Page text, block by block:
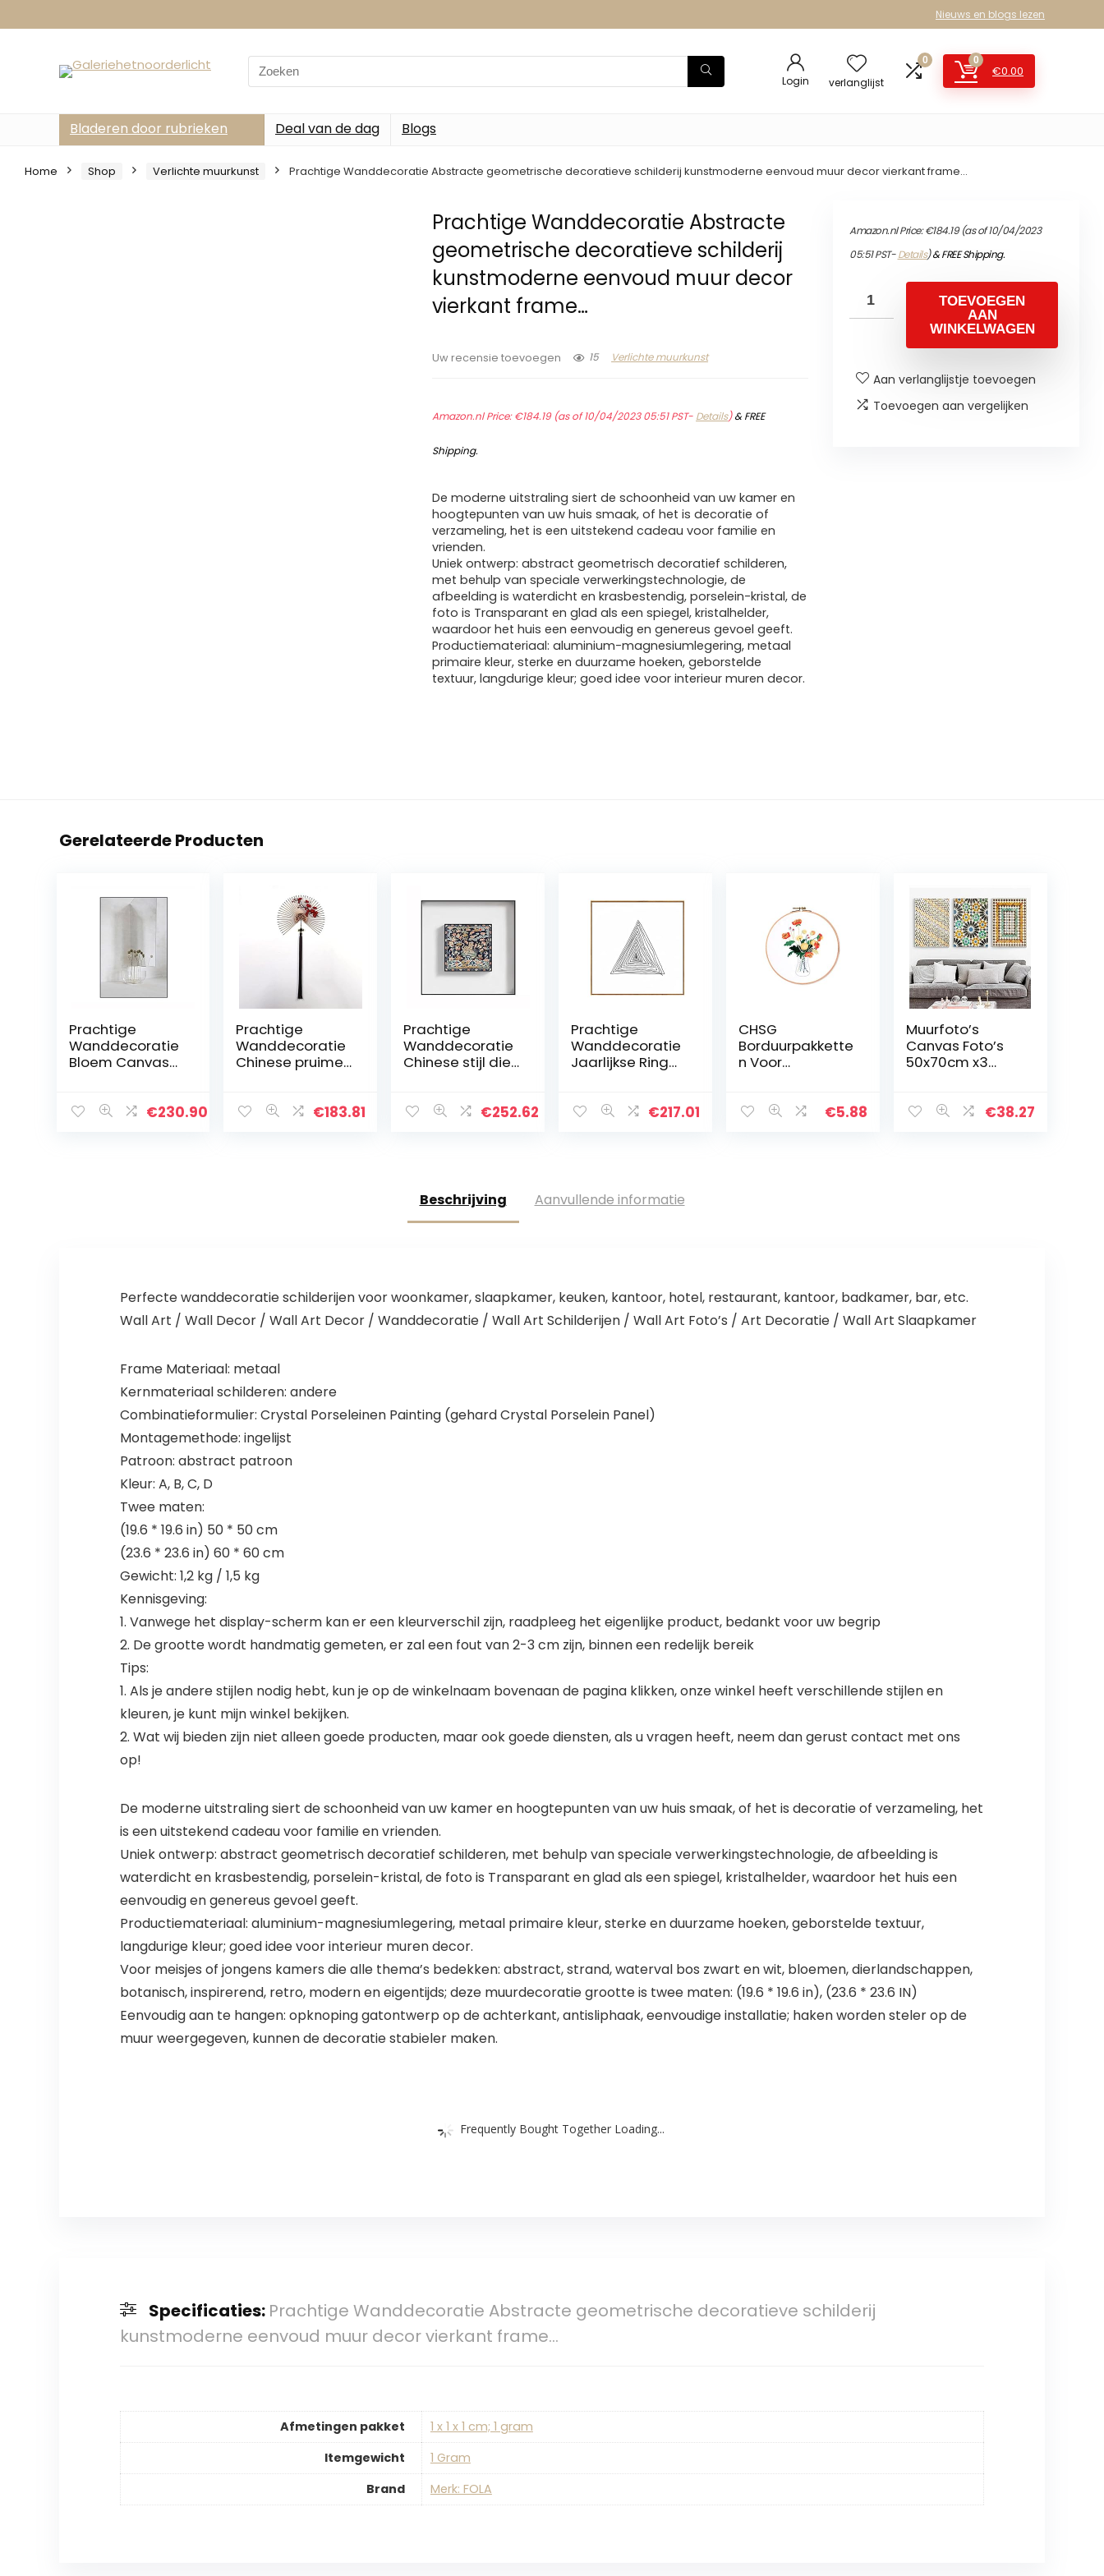
Nieuws en blogs lezen
Search
for:
Login verlanglijst
0 0
€0.00
Bladeren door rubrieken Deal van de dag Blogs
Home Shop Verlichte muurkunst Prachtige Wanddecoratie Abstracte geometrische decoratieve schilderij kunstmoderne eenvoud muur decor vierkant frame…
Prachtige Wanddecoratie Abstracte
geometrische decoratieve schilderij
kunstmoderne eenvoud muur decor
vierkant frame…
Uw recensie toevoegen 15 Verlichte muurkunst
Amazon.nl Price:€184.19(as of 10/04/2023 05:51 PST- Details)&FREE
Shipping.
De moderne uitstraling siert de schoonheid van uw kamer en
hoogtepunten van uw huis smaak, of het is decoratie of
verzameling, het is een uitstekend cadeau voor familie en
vrienden.
Uniek ontwerp: abstract geometrisch decoratief schilderen,
met behulp van speciale verwerkingstechnologie, de
afbeelding is waterdicht en krasbestendig, porselein-kristal, de
foto is Transparant en glad als een spiegel, kristalhelder,
waardoor het huis een eenvoudig en genereus gevoel geeft.
Productiemateriaal: aluminium-magnesiumlegering, metaal
primaire kleur, sterke en duurzame hoeken, geborstelde
textuur, langdurige kleur; goed idee voor interieur muren decor.
Amazon.nl Price:€184.19(as of 10/04/2023
05:51 PST-Details)&FREE Shipping.
TOEVOEGEN
AAN
WINKELWAGEN
Aan verlanglijstje toevoegen
Toevoegen aan vergelijken
Gerelateerde Producten
Prachtige
Wanddecoratie
Bloem Canvas
Minimalistische
€230.90
Prachtige
Wanddecoratie
Chinese pruime
woonkamer ijzer
€183.81
Prachtige
Wanddecoratie
Chinese stijl dier
vierkant frame
€252.62
Prachtige
Wanddecoratie
Jaarlijkse Ring
Print Mural Lines
€217.01
CHSG
Borduurpakkette
n Voor
Patroon En
€5.88
Muurfoto’s
Canvas Foto’s
50x70cm x3
Geometrische
€38.27
Beschrijving Aanvullende informatie
Perfecte wanddecoratie schilderijen voor woonkamer, slaapkamer, keuken, kantoor, hotel, restaurant, kantoor, badkamer, bar, etc.
Wall Art / Wall Decor / Wall Art Decor / Wanddecoratie / Wall Art Schilderijen / Wall Art Foto’s / Art Decoratie / Wall Art Slaapkamer
Frame Materiaal: metaal
Kernmateriaal schilderen: andere
Combinatieformulier: Crystal Porseleinen Painting (gehard Crystal Porselein Panel)
Montagemethode: ingelijst
Patroon: abstract patroon
Kleur: A, B, C, D
Twee maten:
(19.6 * 19.6 in) 50 * 50 cm
(23.6 * 23.6 in) 60 * 60 cm
Gewicht: 1,2 kg / 1,5 kg
Kennisgeving:
1. Vanwege het display-scherm kan er een kleurverschil zijn, raadpleeg het eigenlijke product, bedankt voor uw begrip
2. De grootte wordt handmatig gemeten, er zal een fout van 2-3 cm zijn, binnen een redelijk bereik
Tips:
1. Als je andere stijlen nodig hebt, kun je op de winkelnaam bovenaan de pagina klikken, onze winkel heeft verschillende stijlen en
kleuren, je kunt mijn winkel bekijken.
2. Wat wij bieden zijn niet alleen goede producten, maar ook goede diensten, als u vragen heeft, neem dan gerust contact met ons
op!
De moderne uitstraling siert de schoonheid van uw kamer en hoogtepunten van uw huis smaak, of het is decoratie of verzameling, het
is een uitstekend cadeau voor familie en vrienden.
Uniek ontwerp: abstract geometrisch decoratief schilderen, met behulp van speciale verwerkingstechnologie, de afbeelding is
waterdicht en krasbestendig, porselein-kristal, de foto is Transparant en glad als een spiegel, kristalhelder, waardoor het huis een
eenvoudig en genereus gevoel geeft.
Productiemateriaal: aluminium-magnesiumlegering, metaal primaire kleur, sterke en duurzame hoeken, geborstelde textuur,
langdurige kleur; goed idee voor interieur muren decor.
Voor meisjes of jongens kamers die alle thema’s bedekken: abstract, strand, waterval bos zwart en wit, bloemen, dierlandschappen,
botanisch, inspirerend, retro, modern en eigentijds; deze muurdecoratie grootte is twee maten: (19.6 * 19.6 in), (23.6 * 23.6 IN)
Eenvoudig aan te hangen: opknoping gatontwerp op de achterkant, antisliphaak, eenvoudige installatie; haken worden steler op de
muur weergegeven, kunnen de decoratie stabieler maken.
Frequently Bought Together Loading...
Specificaties: Prachtige Wanddecoratie Abstracte geometrische decoratieve schilderij
kunstmoderne eenvoud muur decor vierkant frame…
Afmetingen pakket
‎1 x 1 x 1 cm; 1 gram
Itemgewicht
‎1 Gram
Brand
Merk: FOLA